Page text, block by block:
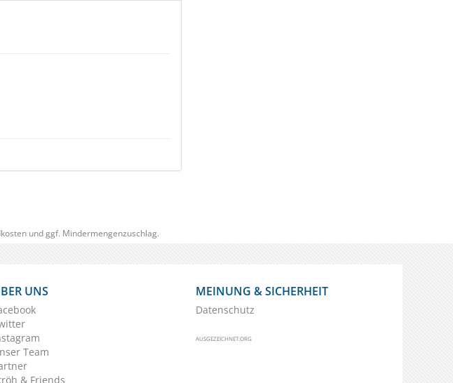
und ggf. Mindermengenzuschlag.
UNS
Team
& Friends
MEINUNG & SICHERHEIT
Datenschutz
AUSGEZEICHNET.ORG